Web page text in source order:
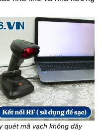
quét mã vạch không dây